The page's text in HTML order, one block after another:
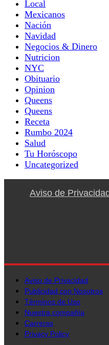
Local
Mexicanos
Nación
Navidad
Negocios & Dinero
Nutricion
NYC
Obituario
Opinion
Queens
Queens
Receta
Rumbo 2024
Salud
Tu Horóscopo
Uncategorized
Aviso de
Aviso de Privacidad
Publicidad con Nosotros
Términos de Uso
Nuestra compañía
Carreras
Privacy Policy